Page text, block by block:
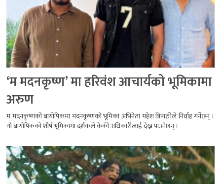
‘म मदनकृष्ण’ मा हरिवंश आचार्यको भूमिकामा
अरुण
म मदनकृष्णको बायोपिकमा मदनकृष्णको भूमिका अभिनेता महेश त्रिपाठीले निर्वाह गर्नेछन् ।
यो बायोपिकको शीर्ष भूमिकामा दर्शकले केकी अधिकारीलाई देख्न पाउनेछन् ।